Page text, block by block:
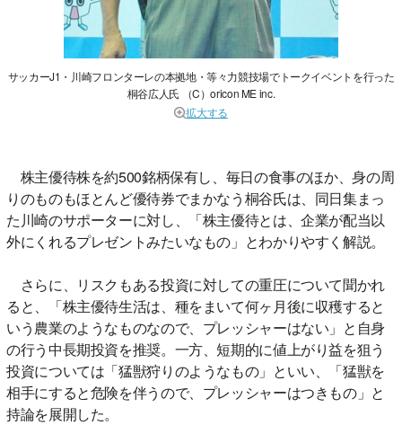
サッカーJ1・川崎フロンターレの本拠地・等々力競技場でトークイベントを行った
桐谷広人氏 （C）oricon ME inc.
拡大する
株主優待株を約500銘柄保有し、毎日の食事のほか、身の周
りのものもほとんど優待券でまかなう桐谷氏は、同日集まっ
た川崎のサポーターに対し、「株主優待とは、企業が配当以
外にくれるプレゼントみたいなもの」とわかりやすく解説。
さらに、リスクもある投資に対しての重圧について聞かれ
ると、「株主優待生活は、種をまいて何ヶ月後に収穫すると
いう農業のようなものなので、プレッシャーはない」と自身
の行う中長期投資を推奨。一方、短期的に値上がり益を狙う
投資については「猛獣狩りのようなもの」といい、「猛獣を
相手にすると危険を伴うので、プレッシャーはつきもの」と
持論を展開した。